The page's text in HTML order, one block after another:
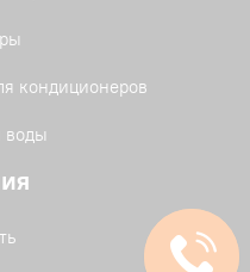
кондиционеров
воды